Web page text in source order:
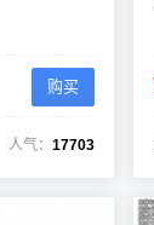
购买
人气： 17703
权限发布内容，请